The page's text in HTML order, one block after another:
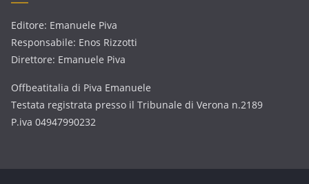
Editore: Emanuele Piva
Responsabile: Enos Rizzotti
Direttore: Emanuele Piva
Offbeatitalia di Piva Emanuele
Testata registrata presso il Tribunale di Verona n.2189
P.iva 04947990232